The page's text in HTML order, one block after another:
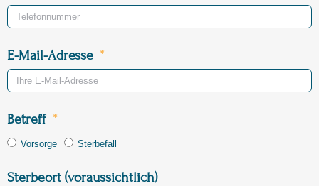
E-Mail-Adresse
Betreff
Vorsorge Sterbefall
Sterbeort (voraussichtlich)